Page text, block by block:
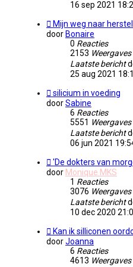
16 sep 2021
Mijn weg naar
door Bonaire
0 Reacties
2153 Weergaves
Laatste bericht
25 aug 2021
silicium in voeding
doorSabine
6 Reacties
5551 Weergaves
Laatste bericht
06 jun 2021
'De dokters van
door Monique MKS
1 Reacties
3076 Weergaves
Laatste bericht
10 dec 2020
Kan ik silliconen
doorJoanna
6 Reacties
4613 Weergaves